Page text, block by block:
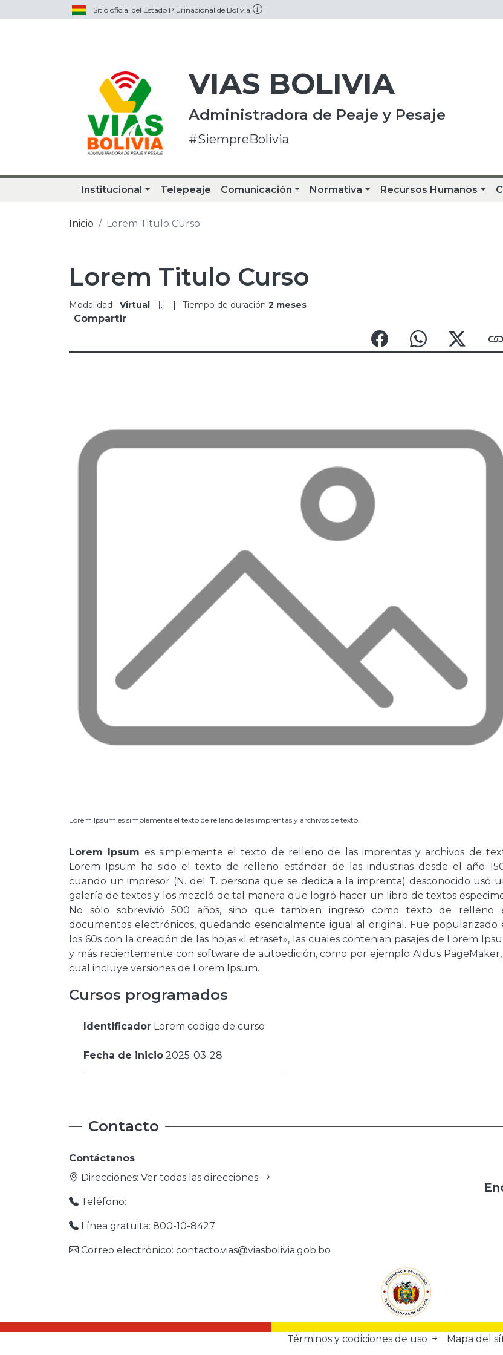
Sitio oficial del Estado Plurinacional de Bolivia
VIAS BOLIVIA
Administradora de Peaje y Pesaje
#SiempreBolivia
Institucional Telepeaje Comunicación Normativa Recursos Humanos
Inicio Lorem Titulo Curso
Lorem Titulo Curso
Modalidad Virtual | Tiempo de duración 2 meses
Compartir
Lorem Ipsum es simplemente el texto de relleno de las imprentas y archivos de texto.
Lorem Ipsum es simplemente el texto de relleno de las imprentas y archivos de
Lorem Ipsum ha sido el texto de relleno estándar de las industrias desde el año
cuando un impresor (N. del T. persona que se dedica a la imprenta) desconocido usó
galería de textos y los mezcló de tal manera que logró hacer un libro de textos
No sólo sobrevivió 500 años, sino que tambien ingresó como texto de relleno
documentos electrónicos, quedando esencialmente igual al original. Fue popularizado
los 60s con la creación de las hojas «Letraset», las cuales contenian pasajes de Lorem
y más recientemente con software de autoedición, como por ejemplo Aldus PageMaker,
cual incluye versiones de Lorem Ipsum.
Cursos programados
Identificador Lorem codigo de curso
Fecha de inicio 2025-03-28
Contacto
Contáctanos
Direcciones: Ver todas las direcciones
Teléfono:
Línea gratuita: 800-10-8427
Correo electrónico: contacto.vias@viasbolivia.gob.bo
Términos y codiciones de uso Mapa del